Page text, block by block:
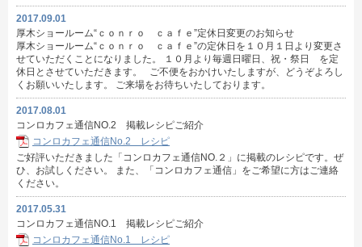
2017.09.01
厚木ショールーム“ｃｏｎｒｏ ｃａｆｅ”定休日変更のお知らせ
厚木ショールーム“ｃｏｎｒｏ ｃａｆｅ”の定休日を１０月１日より変更さ
せていただくことになりました。 １０月より毎週日曜日、祝・祭日 を定
休日とさせていただきます。 ご不便をおかけいたしますが、どうぞよろし
くお願いいたします。 ご来場をお待ちいたしております。
2017.08.01
コンロカフェ通信NO.2 掲載レシピご紹介
コンロカフェ通信No.2 レシピ
ご好評いただきました「コンロカフェ通信NO.２」に掲載のレシピです。ぜ
ひ、お試しください。 また、「コンロカフェ通信」をご希望に方はご連絡
ください。
2017.05.31
コンロカフェ通信NO.1 掲載レシピご紹介
コンロカフェ通信No.1 レシピ